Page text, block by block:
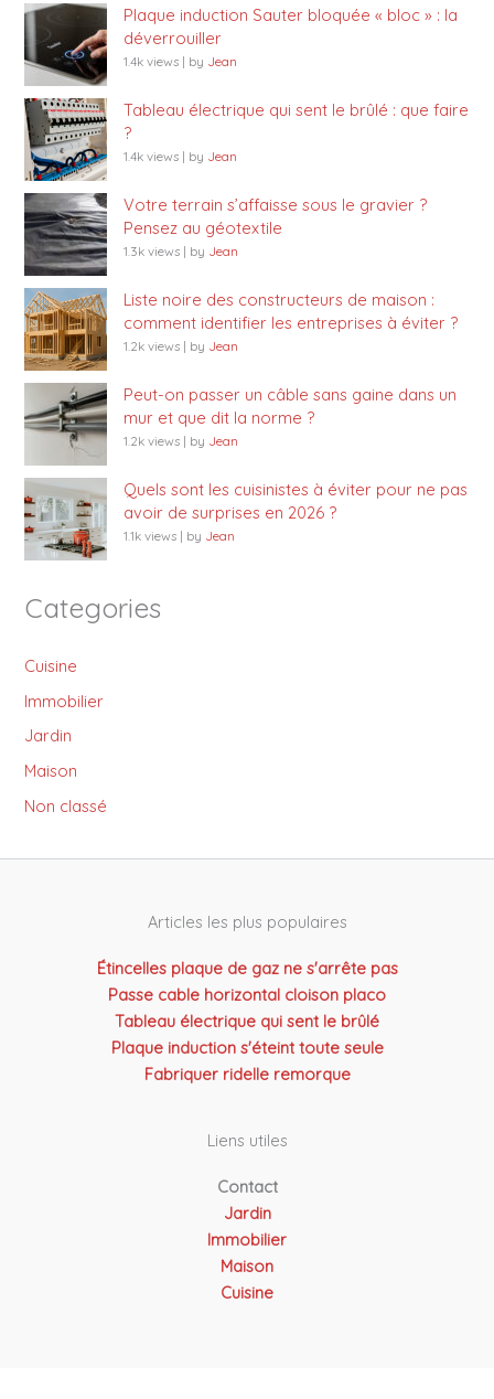
Plaque induction Sauter bloquée « bloc » : la
déverrouiller
1.4k views | by Jean
Tableau électrique qui sent le brûlé : que faire
?
1.4k views | by Jean
Votre terrain s’affaisse sous le gravier ?
Pensez au géotextile
1.3k views | by Jean
Liste noire des constructeurs de maison :
comment identifier les entreprises à éviter ?
1.2k views | by Jean
Peut-on passer un câble sans gaine dans un
mur et que dit la norme ?
1.2k views | by Jean
Quels sont les cuisinistes à éviter pour ne pas
avoir de surprises en 2026 ?
1.1k views | by Jean
Categories
Cuisine
Immobilier
Jardin
Maison
Non classé
Articles les plus populaires
Étincelles plaque de gaz ne s'arrête pas
Passe cable horizontal cloison placo
Tableau électrique qui sent le brûlé
Plaque induction s'éteint toute seule
Fabriquer ridelle remorque
Liens utiles
Contact
Jardin
Immobilier
Maison
Cuisine